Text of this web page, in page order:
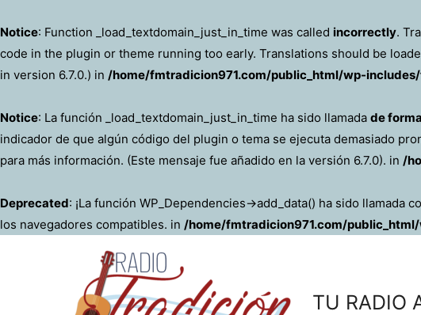
Notice: Function _load_textdomain_just_in_time was called incorrectly.
code in the plugin or theme running too early. Translations should be
in version 6.7.0.) in /home/fmtradicion971.com/public_html/wp-
Notice: La función _load_textdomain_just_in_time ha sido llamada de
indicador de que algún código del plugin o tema se ejecuta demasiado
para más información. (Este mensaje fue añadido en la versión 6.7.0). in /
Deprecated: ¡La función WP_Dependencies->add_data() ha sido llamada
los navegadores compatibles. in /home/fmtradicion971.com/
TU RADIO